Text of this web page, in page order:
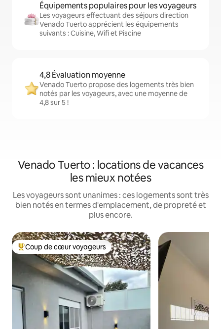
Équipements populaires pour les voyageurs
Les voyageurs effectuant des séjours direction
Venado Tuerto apprécient les équipements
suivants : Cuisine, Wifi et Piscine
4,8 Évaluation moyenne
Venado Tuerto propose des logements très bien
notés par les voyageurs, avec une moyenne de
4,8 sur 5 !
Venado Tuerto : locations de vacances
les mieux notées
Les voyageurs sont unanimes : ces logements sont très
bien notés en termes d'emplacement, de propreté et
plus encore.
Coups de cœur voyageurs les plus appréciés
Coup de cœur voyageurs